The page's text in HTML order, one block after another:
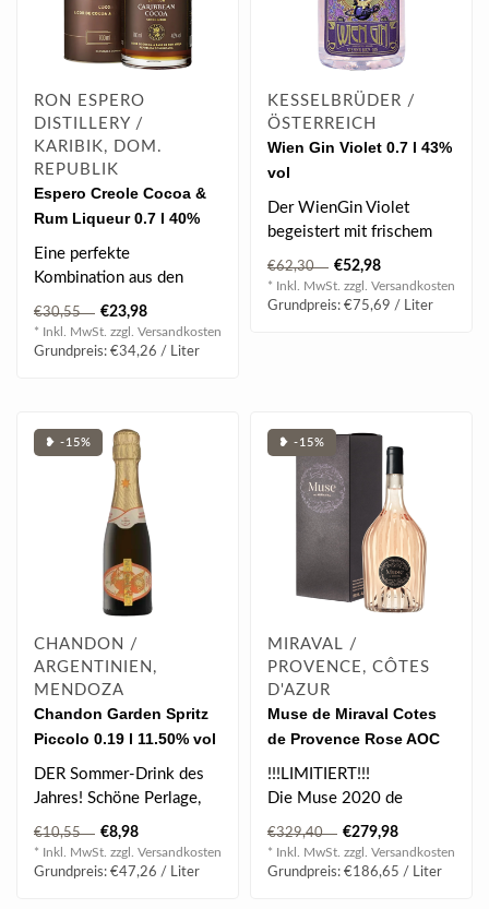
RON ESPERO
DISTILLERY /
KARIBIK, DOM.
REPUBLIK
Espero Creole Cocoa &
Rum Liqueur 0.7 l 40%
vol
Eine perfekte
Kombination aus den
besten Rums aus der
Dominikanischen
Republik u..
€30,55 €23,98
* Inkl. MwSt. zzgl. Versandkosten
Grundpreis: €34,26 / Liter
KESSELBRÜDER /
ÖSTERREICH
Wien Gin Violet 0.7 l 43%
vol
Der WienGin Violet
begeistert mit frischem
Basilikum, Veilchen und
Orangenschale..
€62,30 €52,98
* Inkl. MwSt. zzgl. Versandkosten
Grundpreis: €75,69 / Liter
❥ -15%
CHANDON /
ARGENTINIEN,
MENDOZA
Chandon Garden Spritz
Piccolo 0.19 l 11.50% vol
DER Sommer-Drink des
Jahres! Schöne Perlage,
elegant im Glas,
wunderbar fruchti..
€10,55 €8,98
* Inkl. MwSt. zzgl. Versandkosten
Grundpreis: €47,26 / Liter
❥ -15%
MIRAVAL /
PROVENCE, CÔTES
D'AZUR
Muse de Miraval Cotes
de Provence Rose AOC
2020 1.5 l
!!!LIMITIERT!!!
Die Muse 2020 de
Miraval besteht aus einer
Mischung von Grenach..
€329,40 €279,98
* Inkl. MwSt. zzgl. Versandkosten
Grundpreis: €186,65 / Liter